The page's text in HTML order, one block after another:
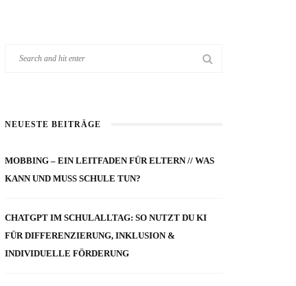
NEUESTE BEITRÄGE
MOBBING – EIN LEITFADEN FÜR ELTERN // WAS
KANN UND MUSS SCHULE TUN?
CHATGPT IM SCHULALLTAG: SO NUTZT DU KI
FÜR DIFFERENZIERUNG, INKLUSION &
INDIVIDUELLE FÖRDERUNG